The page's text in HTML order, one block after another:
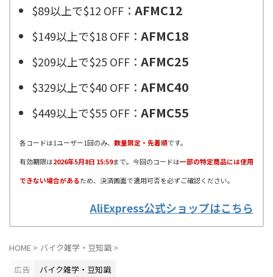
$89以上で$12 OFF： AFMC12
$149以上で$18 OFF： AFMC18
$209以上で$25 OFF： AFMC25
$329以上で$40 OFF： AFMC40
$449以上で$55 OFF： AFMC55
各コードは1ユーザー1回のみ、 数量限定・先着順です。
有効期限は2026年5月8日 15:59まで。今回のコードは一部の特定商品には使用
できない場合があるため、決済画面で適用可否を必ずご確認ください。
AliExpress公式ショップはこちら
HOME > バイク雑学・豆知識 >
広告
バイク雑学・豆知識